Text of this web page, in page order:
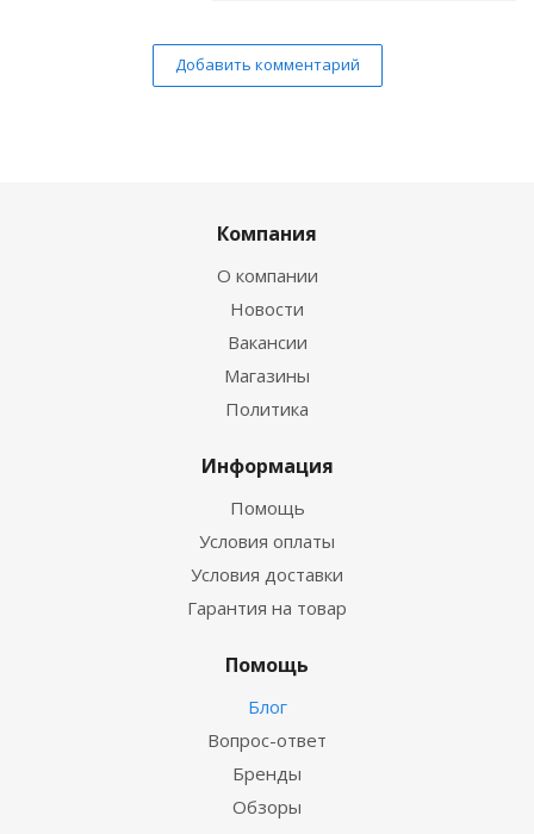
Добавить комментарий
Компания
О компании
Новости
Вакансии
Магазины
Политика
Информация
Помощь
Условия оплаты
Условия доставки
Гарантия на товар
Помощь
Блог
Вопрос-ответ
Бренды
Обзоры